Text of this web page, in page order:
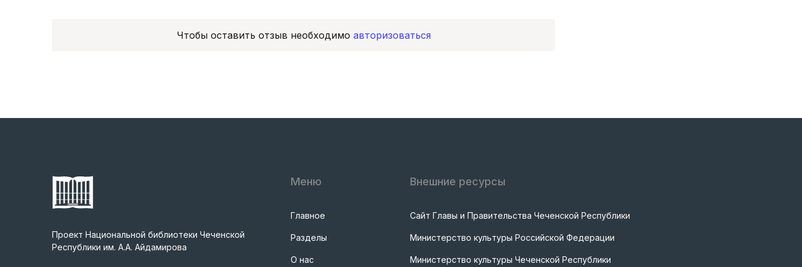
Чтобы оставить отзыв необходимо авторизоваться
Проект Национальной библиотеки Чеченской
Республики им. А.А. Айдамирова
Меню
Главное
Разделы
О нас
Внешние ресурсы
Сайт Главы и Правительства Чеченской Республики
Министерство культуры Российской Федерации
Министерство культуры Чеченской Республики